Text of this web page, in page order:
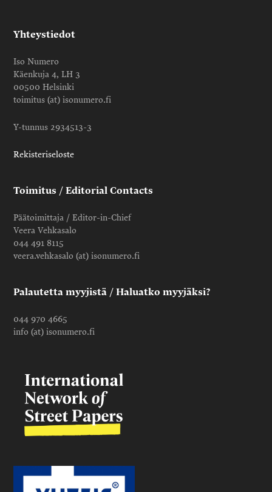
Yhteystiedot
Iso Numero
Käenkuja 4, LH 3
00500 Helsinki
toimitus (at) isonumero.fi
Y-tunnus 2934513-3
Rekisteriseloste
Toimitus / Editorial Contacts
Päätoimittaja / Editor-in-Chief
Veera Vehkasalo
044 491 8115
veera.vehkasalo (at) isonumero.fi
Palautetta myyjistä / Haluatko myyjäksi?
044 970 4665
info (at) isonumero.fi